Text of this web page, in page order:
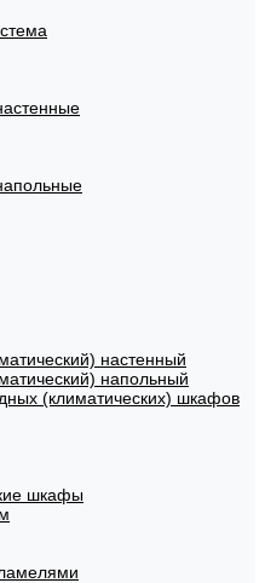
настенный
напольный
(климатических) шкафов
шкафы